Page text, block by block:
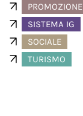
PROMOZIONE
SISTEMA IG
SOCIALE
TURISMO